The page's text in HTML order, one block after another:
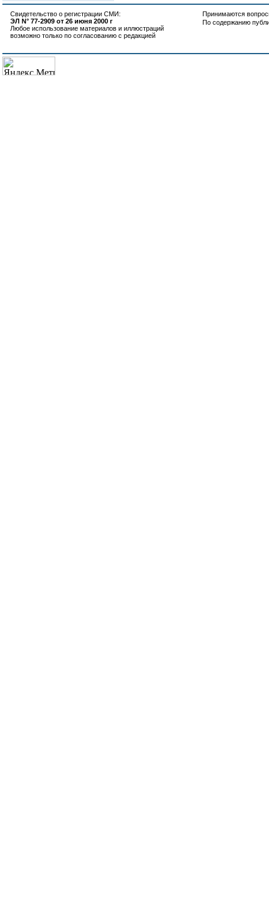
Свидетельство о регистрации СМИ:
ЭЛ N° 77-2909 от 26 июня 2000 г
Любое использование материалов и иллюстраций
возможно только по согласованию с редакцией
Принимаются
По содержанию